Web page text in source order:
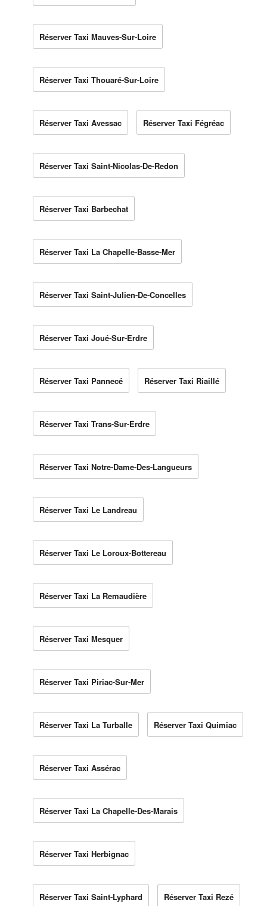
Réserver Taxi Mauves-Sur-Loire
Réserver Taxi Thouaré-Sur-Loire
Réserver Taxi Avessac Réserver Taxi Fégréac
Réserver Taxi Saint-Nicolas-De-Redon
Réserver Taxi Barbechat
Réserver Taxi La Chapelle-Basse-Mer
Réserver Taxi Saint-Julien-De-Concelles
Réserver Taxi Joué-Sur-Erdre
Réserver Taxi Pannecé Réserver Taxi Riaillé
Réserver Taxi Trans-Sur-Erdre
Réserver Taxi Notre-Dame-Des-Langueurs
Réserver Taxi Le Landreau
Réserver Taxi Le Loroux-Bottereau
Réserver Taxi La Remaudière
Réserver Taxi Mesquer
Réserver Taxi Piriac-Sur-Mer
Réserver Taxi La Turballe Réserver Taxi Quimiac
Réserver Taxi Assérac
Réserver Taxi La Chapelle-Des-Marais
Réserver Taxi Herbignac
Réserver Taxi Saint-Lyphard Réserver Taxi Rezé